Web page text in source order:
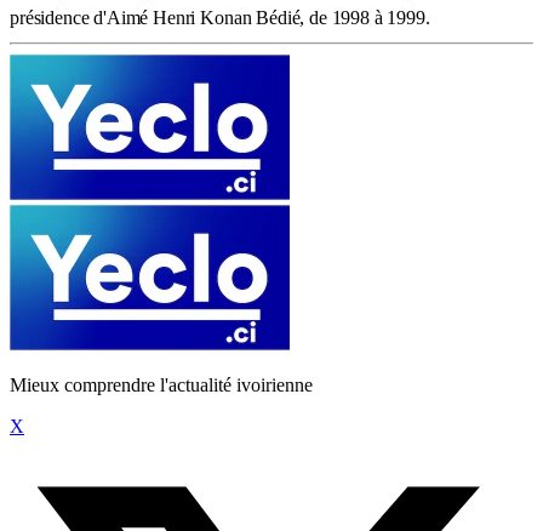
présidence d'Aimé Henri Konan Bédié, de 1998 à 1999.
Mieux comprendre l'actualité ivoirienne
X